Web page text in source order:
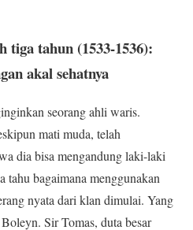
tiga tahun (1533-1536):
akal sehatnya
seorang ahli waris.
mati muda, telah
dia bisa mengandung laki-laki
tahu bagaimana menggunakan
nyata dari klan dimulai. Yang
Sir Tomas, duta besar